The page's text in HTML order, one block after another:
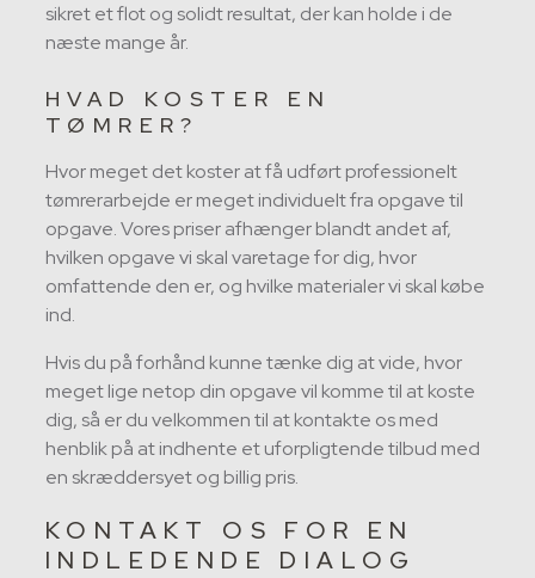
sikret et flot og solidt resultat, der kan holde i de
næste mange år.
HVAD KOSTER EN
TØMRER?
Hvor meget det koster at få udført professionelt
tømrerarbejde er meget individuelt fra opgave til
opgave. Vores priser afhænger blandt andet af,
hvilken opgave vi skal varetage for dig, hvor
omfattende den er, og hvilke materialer vi skal købe
ind.
Hvis du på forhånd kunne tænke dig at vide, hvor
meget lige netop din opgave vil komme til at koste
dig, så er du velkommen til at kontakte os med
henblik på at indhente et uforpligtende tilbud med
en skræddersyet og billig pris.
KONTAKT OS FOR EN
INDLEDENDE DIALOG